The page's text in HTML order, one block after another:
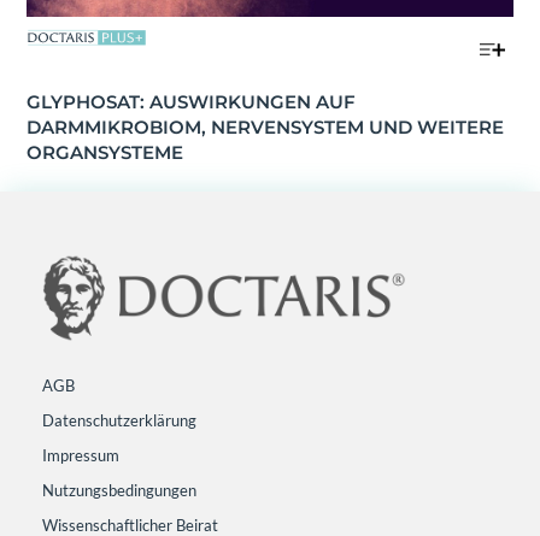
GLYPHOSAT: AUSWIRKUNGEN AUF
DARMMIKROBIOM, NERVENSYSTEM UND WEITERE
ORGANSYSTEME
AGB
Datenschutzerklärung
Impressum
Nutzungsbedingungen
Wissenschaftlicher Beirat